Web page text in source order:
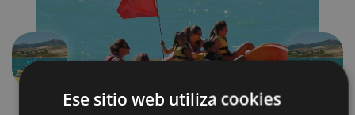
Ese sitio web utiliza cookies